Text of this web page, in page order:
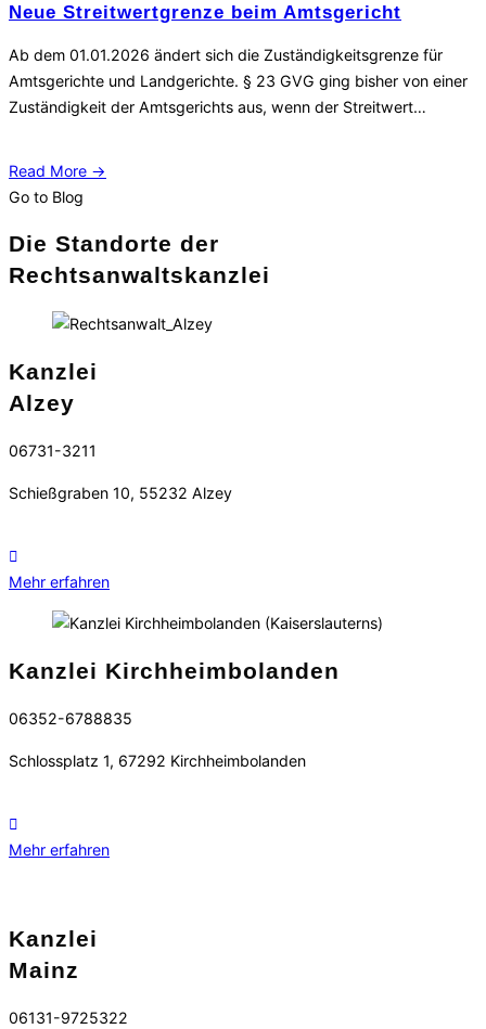
Neue Streitwertgrenze beim Amtsgericht
Ab dem 01.01.2026 ändert sich die Zuständigkeitsgrenze für
Amtsgerichte und Landgerichte. § 23 GVG ging bisher von einer
Zuständigkeit der Amtsgerichts aus, wenn der Streitwert…
Read More →
Go to Blog
Die Standorte der
Rechtsanwaltskanzlei
Kanzlei
Alzey
06731-3211
Schießgraben 10, 55232 Alzey
Mehr erfahren
Kanzlei Kirchheimbolanden
06352-6788835
Schlossplatz 1, 67292 Kirchheimbolanden
Mehr erfahren
Kanzlei
Mainz
06131-9725322